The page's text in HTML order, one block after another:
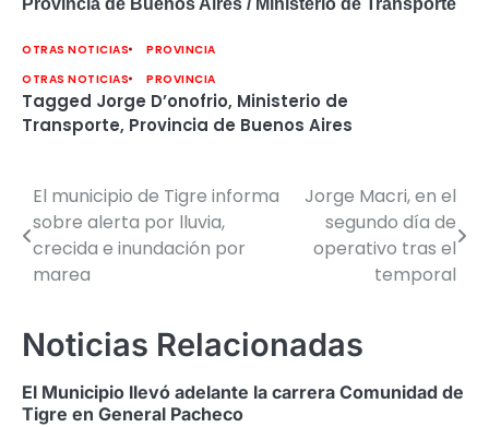
OTRAS NOTICIAS
PROVINCIA
OTRAS NOTICIAS
PROVINCIA
Tagged Jorge D’onofrio, Ministerio de
Transporte, Provincia de Buenos Aires
Navegación
de
entradas
El municipio de Tigre informa
sobre alerta por lluvia,
crecida e inundación por
marea
Jorge Macri, en el
segundo día de
operativo tras el
temporal
Noticias Relacionadas
El Municipio llevó adelante la carrera Comunidad de
Tigre en General Pacheco